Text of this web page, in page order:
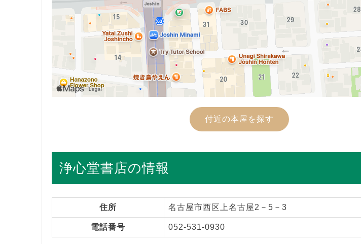
付近の本屋を探す
浄心堂書店の情報
住所 名古屋市西区上名古屋2－5－3
電話番号 052-531-0930